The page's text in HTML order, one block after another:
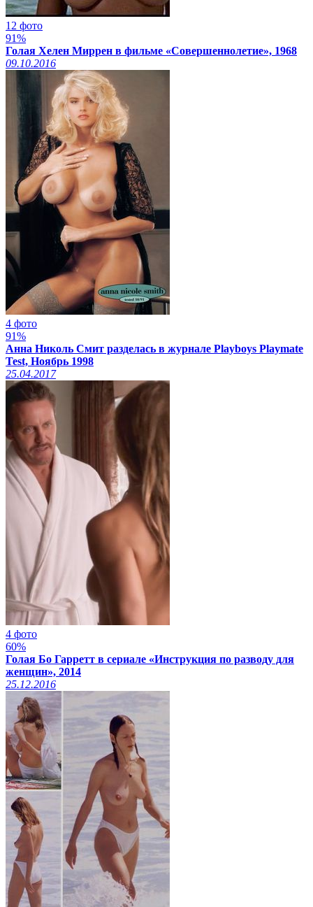
12 фото
91%
Голая Хелен Миррен в фильме «Совершеннолетие», 1968
09.10.2016
4 фото
91%
Анна Николь Смит разделась в журнале Playboys Playmate
Test, Ноябрь 1998
25.04.2017
4 фото
60%
Голая Бо Гарретт в сериале «Инструкция по разводу для
женщин», 2014
25.12.2016